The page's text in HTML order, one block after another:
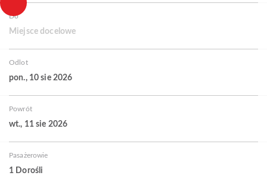
Do
Miejsce docelowe
Odlot
pon., 10 sie 2026
Powrót
wt., 11 sie 2026
Pasażerowie
1 Dorośli